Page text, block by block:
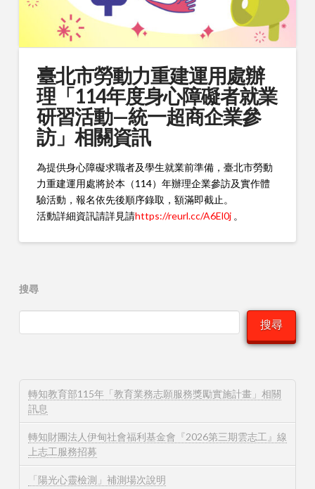
臺北市勞動力重建運用處辦
理「114年度身心障礙者就業
研習活動—統一超商企業參
訪」相關資訊
為提供身心障礙求職者及學生就業前準備，臺北市勞動
力重建運用處將於本（114）年辦理企業參訪及實作體
驗活動，報名依先後順序錄取，額滿即截止。
活動詳細資訊請詳見請https://reurl.cc/A6El0j 。
搜尋
搜尋
轉知教育部115年「教育業務志願服務獎勵實施計畫」相關
訊息
轉知財團法人伊甸社會福利基金會『2026第三期雲志工』線
上志工服務招募
「陽光心靈檢測」補測場次說明